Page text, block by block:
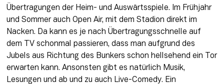
Übertragungen der Heim- und Auswärtsspiele. Im Frühjahr
und Sommer auch Open Air, mit dem Stadion direkt im
Nacken. Da kann es je nach Übertragungsschnelle auf
dem TV schonmal passieren, dass man aufgrund des
Jubels aus Richtung des Bunkers schon hellsehend ein Tor
erwarten kann. Ansonsten gibt es natürlich Musik,
Lesungen und ab und zu auch Live-Comedy. Ein